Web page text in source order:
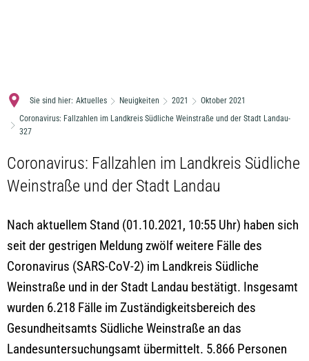
Sie sind hier: Aktuelles Neuigkeiten 2021
Oktober 2021
Coronavirus: Fallzahlen im Landkreis Südliche Weinstraße und der Stadt Landau-
327
Coronavirus: Fallzahlen im Landkreis Südliche
Weinstraße und der Stadt Landau
Nach aktuellem Stand (01.10.2021, 10:55 Uhr) haben sich
seit der gestrigen Meldung zwölf weitere Fälle des
Coronavirus (SARS-CoV-2) im Landkreis Südliche
Weinstraße und in der Stadt Landau bestätigt. Insgesamt
wurden 6.218 Fälle im Zuständigkeitsbereich des
Gesundheitsamts Südliche Weinstraße an das
Landesuntersuchungsamt übermittelt. 5.866 Personen